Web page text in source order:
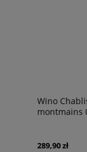
Wino
montmains
289,90 zł